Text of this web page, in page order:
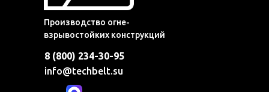
Производство огне-
взрывостойких конструкций
8 (800) 234-30-95
info@techbelt.su